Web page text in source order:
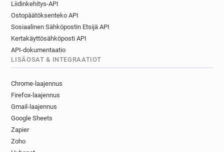
Liidinkehitys-API
Ostopäätöksenteko API
Sosiaalinen Sähköpostin Etsijä API
Kertakäyttösähköposti API
API-dokumentaatio
LISÄOSAT & INTEGRAATIOT
Chrome-laajennus
Firefox-laajennus
Gmail-laajennus
Google Sheets
Zapier
Zoho